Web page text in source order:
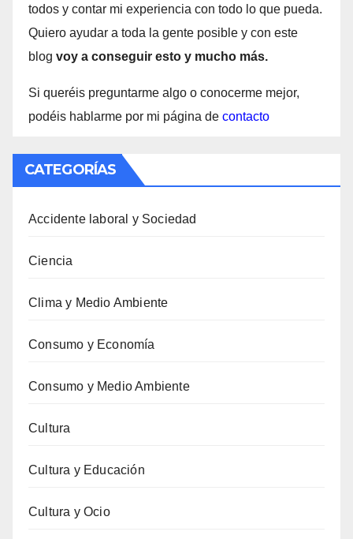
todos y contar mi experiencia con todo lo que pueda.
Quiero ayudar a toda la gente posible y con este
blog voy a conseguir esto y mucho más.
Si queréis preguntarme algo o conocerme mejor,
podéis hablarme por mi página de contacto
CATEGORÍAS
Accidente laboral y Sociedad
Ciencia
Clima y Medio Ambiente
Consumo y Economía
Consumo y Medio Ambiente
Cultura
Cultura y Educación
Cultura y Ocio